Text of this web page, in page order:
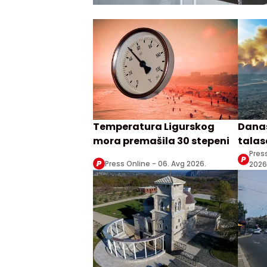
Temperatura Ligurskog
mora premašila 30 stepeni
Press Online - 06. Avg 2026.